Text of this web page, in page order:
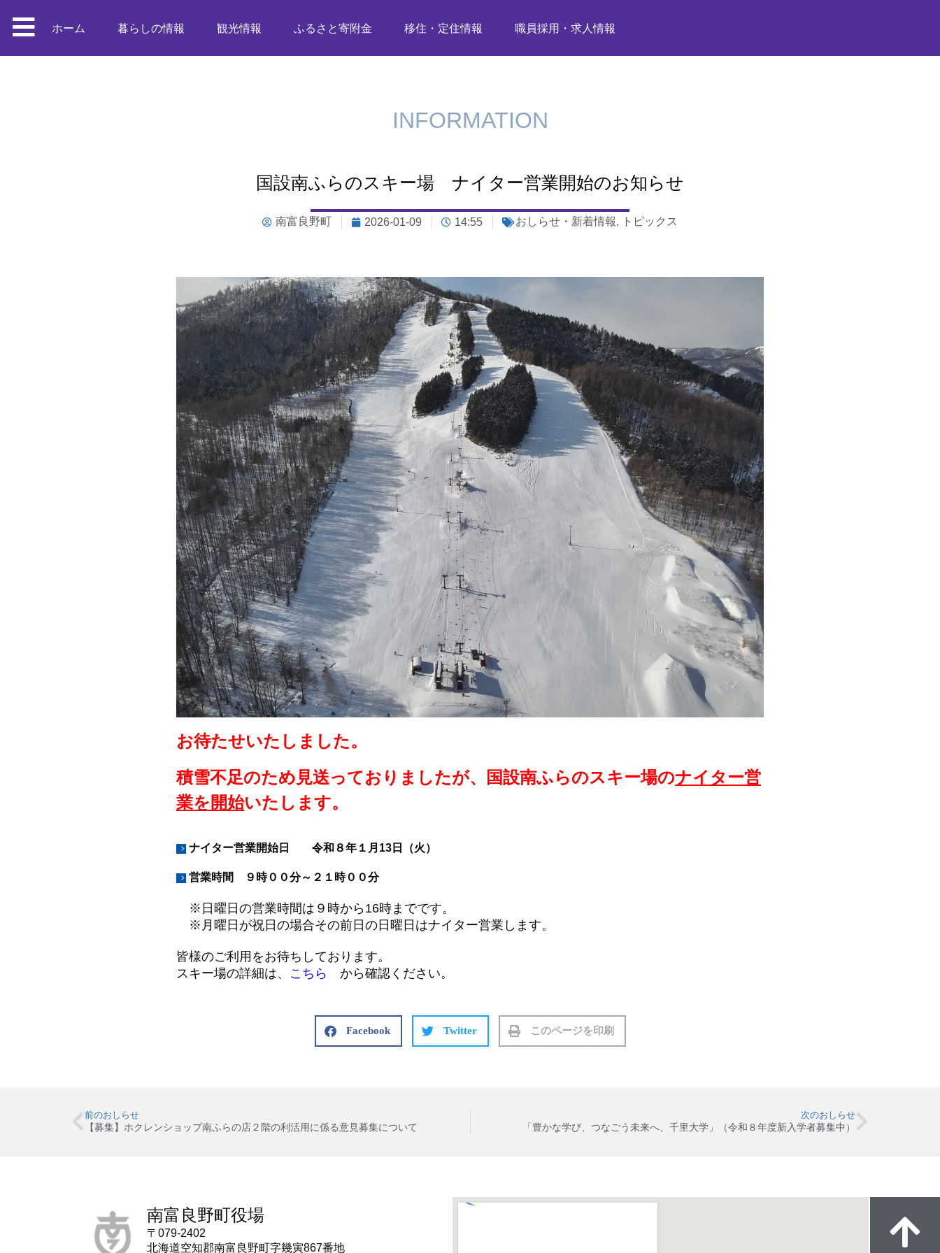
ホーム 暮らしの情報 観光情報 ふるさと寄附金 移住・定住情報 職員採用・求人情報
INFORMATION
国設南ふらのスキー場 ナイター営業開始のお知らせ
南富良野町 2026-01-09 14:55 おしらせ・新着情報, トピックス
お待たせいたしました。
積雪不足のため見送っておりましたが、国設南ふらのスキー場のナイター営
業を開始いたします。
ナイター営業開始日 令和８年１月13日（火）
営業時間 ９時００分～２１時００分
※日曜日の営業時間は９時から16時までです。
※月曜日が祝日の場合その前日の日曜日はナイター営業します。
皆様のご利用をお待ちしております。
スキー場の詳細は、 こちら から確認ください。
Facebook Twitter このページを印刷
前のおしらせ
【募集】ホクレンショップ南ふらの店２階の利活用に係る意見募集について
次のおしらせ
「豊かな学び、つなごう未来へ、千里大学」（令和８年度新入学者募集中）
南富良野町役場
〒079-2402
北海道空知郡南富良野町字幾寅867番地